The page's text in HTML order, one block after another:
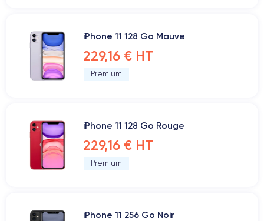
iPhone 11 128 Go Mauve
229,16 € HT
Premium
iPhone 11 128 Go Rouge
229,16 € HT
Premium
iPhone 11 256 Go Noir